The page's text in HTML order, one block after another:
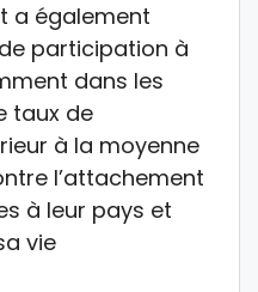
a également
participation à
dans les
taux de
à la moyenne
l’attachement
à leur pays et
vie